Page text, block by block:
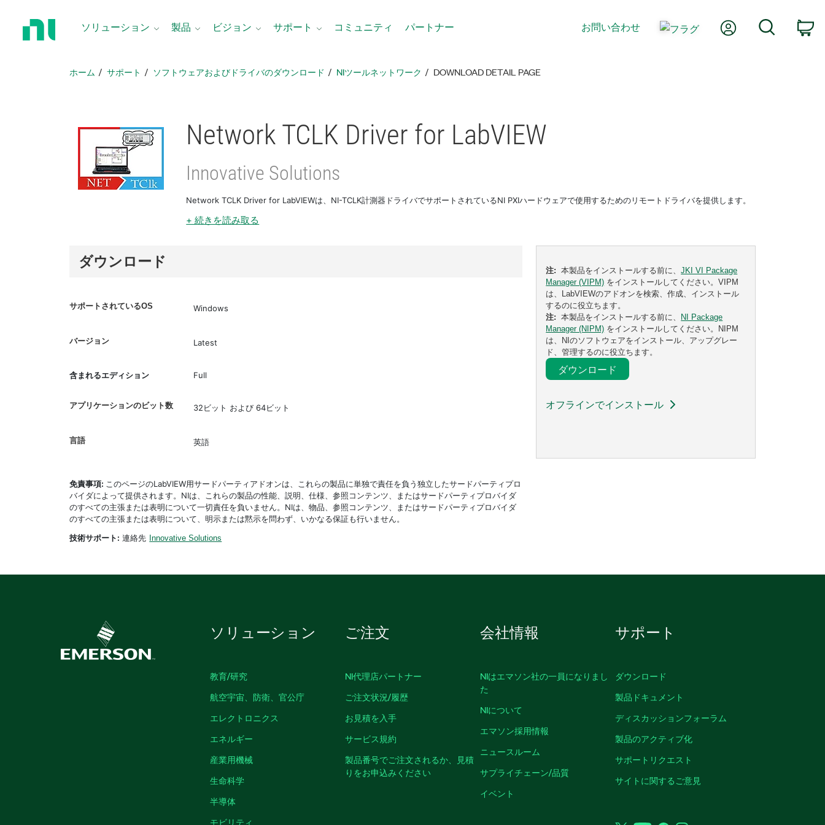
ソリューション 製品 ビジョン サポート コミュニティ パートナー お問い合わせ Myアカウント
ホーム サポート ソフトウェアおよびドライバのダウンロード NIツールネットワーク DOWNLOAD DETAIL PAGE
Network TCLK Driver for LabVIEW
Innovative Solutions
Network TCLK Driver for LabVIEWは、NI-TCLK計測器ドライバでサポートされているNI PXIハードウェアで使用するためのリモートドライバを提供します。
+ 続きを読み取る
ダウンロード
サポートされているOS Windows
バージョン Latest
含まれるエディション Full
アプリケーションのビット数 32ビット および 64ビット
言語 英語
免責事項: このページのLabVIEW用サードパーティアドオンは、これらの製品に単独で責任を負う独立したサードパーティプロ
バイダによって提供されます。NIは、これらの製品の性能、説明、仕様、参照コンテンツ、またはサードパーティプロバイダ
のすべての主張または表明について一切責任を負いません。NIは、物品、参照コンテンツ、またはサードパーティプロバイダ
のすべての主張または表明について、明示または黙示を問わず、いかなる保証も行いません。
技術サポート: 連絡先 Innovative Solutions
注:本製品をインストールする前に、JKI VI Package
Manager (VIPM) をインストールしてください。VIPM
は、LabVIEWのアドオンを検索、作成、インストール
するのに役立ちます。
注:本製品をインストールする前に、 NI Package
Manager (NIPM) をインストールしてください。NIPM
は、NIのソフトウェアをインストール、アップグレー
ド、管理するのに役立ちます。
ダウンロード
オフラインでインストール
ソリューション
教育/研究
航空宇宙、防衛、官公庁
エレクトロニクス
エネルギー
産業用機械
生命科学
半導体
モビリティ
ご注文
NI代理店パートナー
ご注文状況/履歴
お見積を入手
サービス規約
製品番号でご注文されるか、見積
りをお申込みください
会社情報
NIはエマソン社の一員になりまし
た
NIについて
エマソン採用情報
ニュースルーム
サプライチェーン/品質
イベント
サポート
ダウンロード
製品ドキュメント
ディスカッションフォーラム
製品のアクティブ化
サポートリクエスト
サイトに関するご意見